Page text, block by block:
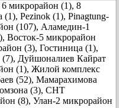
6 микрорайон (1), 8
(1), Pezinok (1), Pinagtung-
(107), Аламедин-1
, Восток-5 микрорайон
(3), Гостиница (1),
(7), Дуйшоналиев Кайрат
(1), Жилой комплекс
(52), Мамарахимова
(3), СНТ
(8), Улан-2 микрорайон